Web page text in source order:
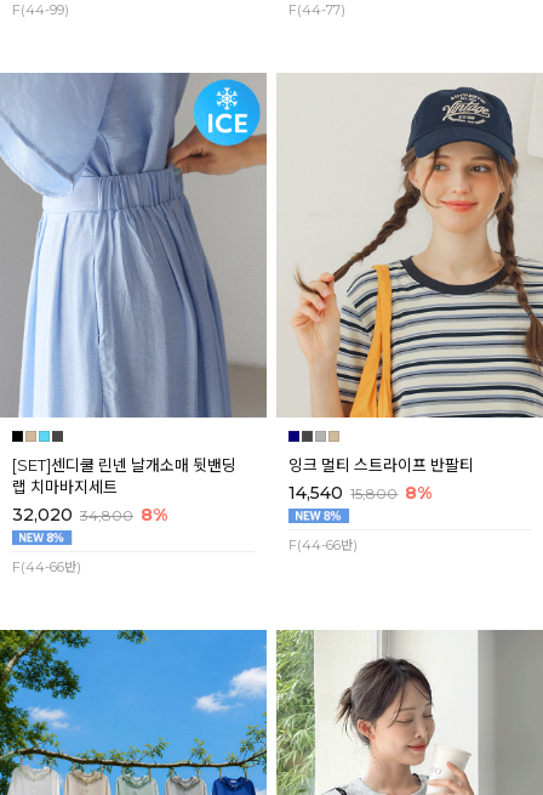
F(44-99) F(44-77)
[SET]센디쿨 린넨 날개소매 뒷밴딩
랩 치마바지세트
32,020 34,800 8%
F(44-66반)
잉크 멀티 스트라이프 반팔티
14,540 15,800 8%
F(44-66반)